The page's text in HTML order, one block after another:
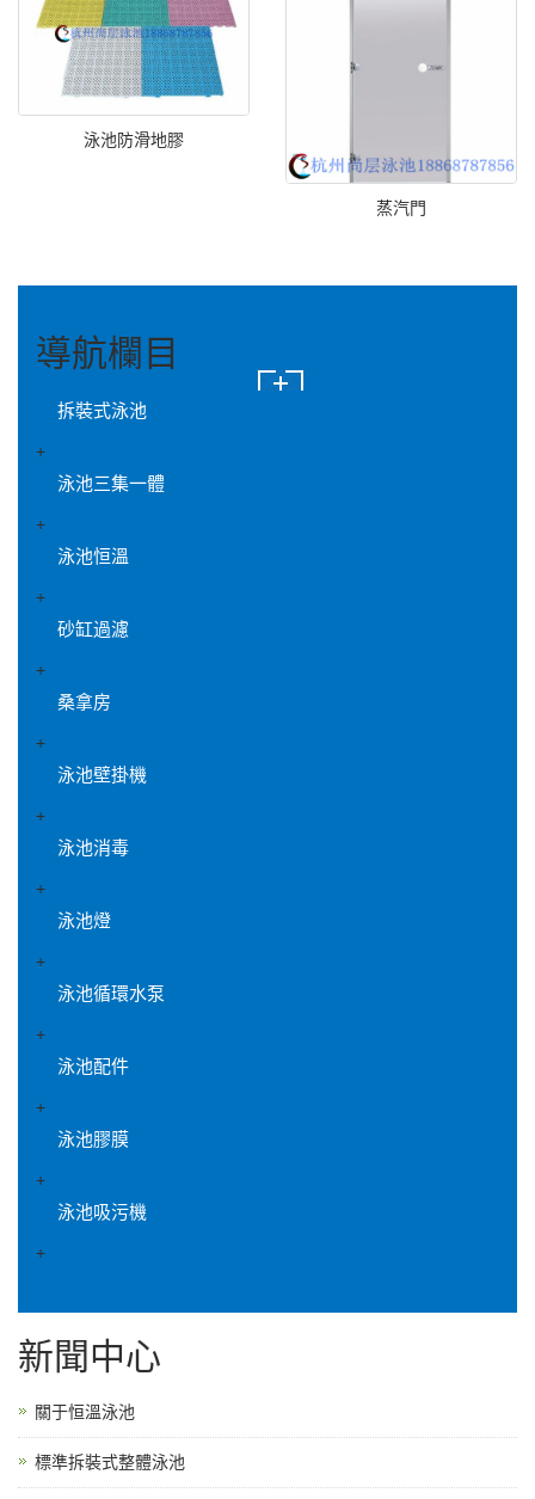
泳池防滑地膠
蒸汽門
導航欄目
拆裝式泳池
+
泳池三集一體
+
泳池恒溫
+
砂缸過濾
+
桑拿房
+
泳池壁掛機
+
泳池消毒
+
泳池燈
+
泳池循環水泵
+
泳池配件
+
泳池膠膜
+
泳池吸污機
+
新聞中心
關于恒溫泳池
標準拆裝式整體泳池